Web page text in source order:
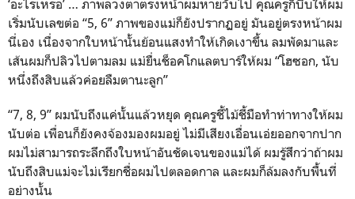
‘อะไรเหรอ’ … ภาพลวงตาตรงหน้าผมหายวับไป คุณครูก็บีบให้ผม
เริ่มนับเลขต่อ “5, 6” ภาพของแม่ก็ยังปรากฏอยู่ มันอยู่ตรงหน้าผม
นี่เอง เนื่องจากใบหน้านั้นย้อนแสงทำให้เกิดเงาขึ้น ลมพัดมาและ
เส้นผมก็ปลิวไปตามลม แม่ยื่นช็อคโกแลตบาร์ให้ผม “โฮซอก, นับ
หนึ่งถึงสิบแล้วค่อยลืมตานะลูก”
“7, 8, 9” ผมนับถึงแค่นั้นแล้วหยุด คุณครูชี้ไม้ชี้มือทำท่าทางให้ผม
นับต่อ เพื่อนก็ยังคงจ้องมองผมอยู่ ไม่มีเสียงเอื่อนเอ่ยออกจากปาก
ผมไม่สามารถระลึกถึงใบหน้าอันชัดเจนของแม่ได้ ผมรู้สึกว่าถ้าผม
นับถึงสิบแม่จะไม่เรียกชื่อผมไปตลอดกาล และผมก็ล้มลงกับพื้นที่
อย่างนั้น